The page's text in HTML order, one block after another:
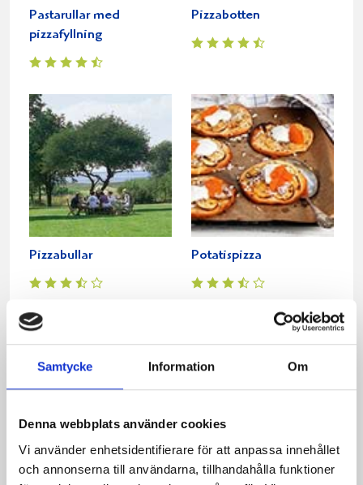
Samtycke Information Om
Denna webbplats använder cookies
Vi använder enhetsidentifierare för att anpassa innehållet
och annonserna till användarna, tillhandahålla funktioner
Pastarullar med
pizzafyllning
Pizzabotten
Pizzabullar Potatispizza
Min egen kebabgryta Lammkebab med